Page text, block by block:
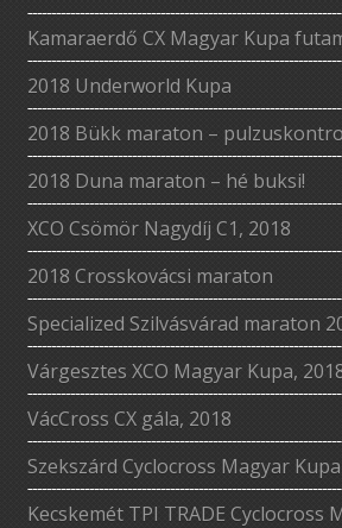
Kamaraerdő CX Magyar Kupa
2018 Underworld Kupa
2018 Bükk maraton –
2018 Duna maraton – hé buksi!
XCO Csömör Nagydíj C1, 2018
2018 Crosskovácsi maraton
Specialized Szilvásvárad maraton
Várgesztes XCO Magyar Kupa,
VácCross CX gála, 2018
Szekszárd Cyclocross Magyar Kupa
Kecskemét TPI TRADE Cyclocross